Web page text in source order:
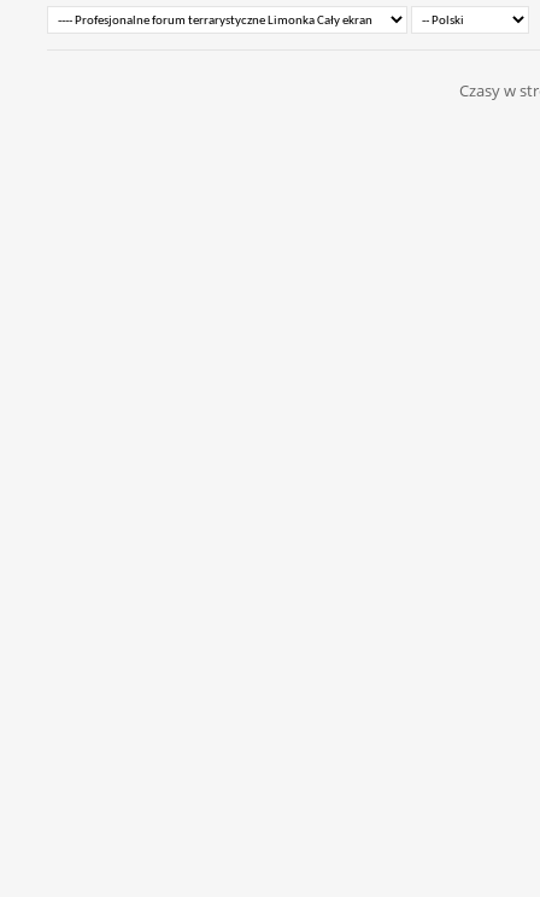
Czasy w